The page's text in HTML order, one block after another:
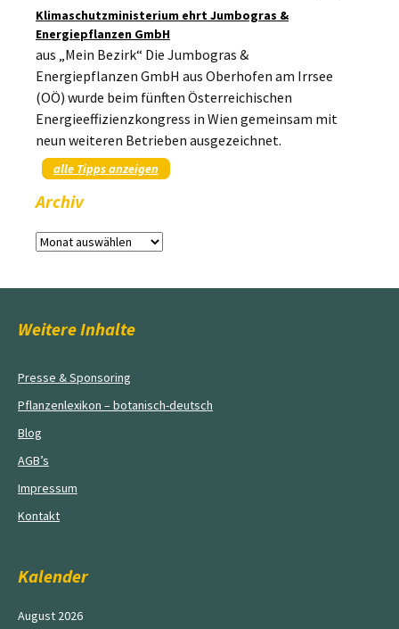
Klimaschutzministerium ehrt Jumbogras &
Energiepflanzen GmbH
aus „Mein Bezirk“ Die Jumbogras &
Energiepflanzen GmbH aus Oberhofen am Irrsee
(OÖ) wurde beim fünften Österreichischen
Energieeffizienzkongress in Wien gemeinsam mit
neun weiteren Betrieben ausgezeichnet.
alle Tipps anzeigen
Archiv
Archiv
Weitere Inhalte
Presse & Sponsoring
Pflanzenlexikon – botanisch-deutsch
Blog
AGB’s
Impressum
Kontakt
Kalender
August 2026